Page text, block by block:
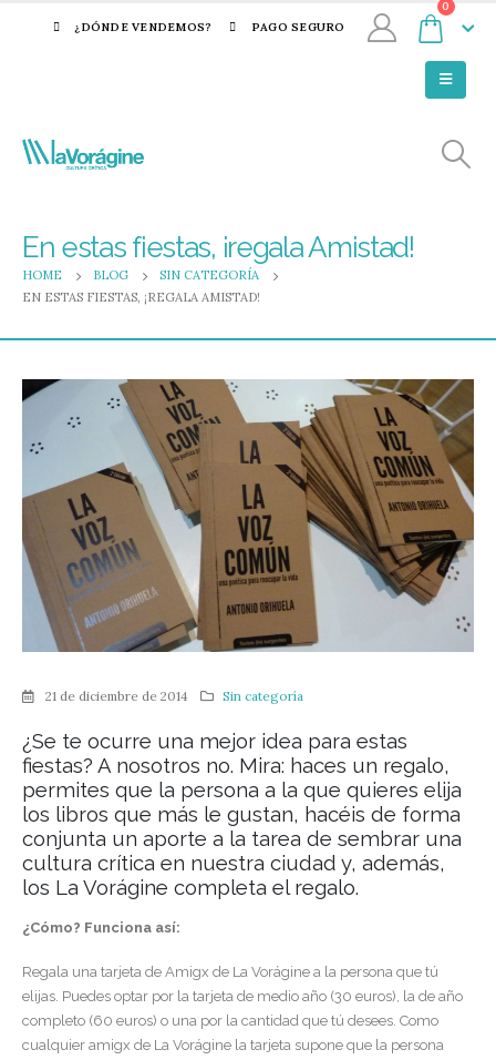
¿DÓNDE VENDEMOS? PAGO SEGURO
0
En estas fiestas, ¡regala Amistad!
HOME BLOG
SIN CATEGORÍA
EN ESTAS FIESTAS, ¡REGALA AMISTAD!
21 de diciembre de 2014 Sin categoría
¿Se te ocurre una mejor idea para estas
fiestas? A nosotros no. Mira: haces un regalo,
permites que la persona a la que quieres elija
los libros que más le gustan, hacéis de forma
conjunta un aporte a la tarea de sembrar una
cultura crítica en nuestra ciudad y, además,
los La Vorágine completa el regalo.
¿Cómo? Funciona así:
Regala una tarjeta de Amigx de La Vorágine a la persona que tú
elijas. Puedes optar por la tarjeta de medio año (30 euros), la de año
completo (60 euros) o una por la cantidad que tú desees. Como
cualquier amigx de La Vorágine la tarjeta supone que la persona